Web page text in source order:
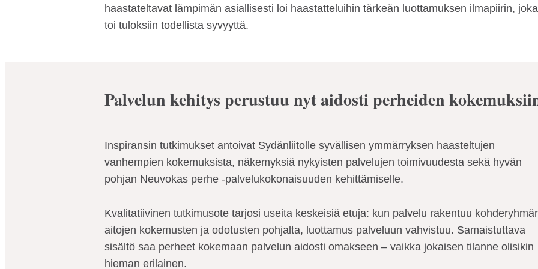
haastateltavat lämpimän asiallisesti loi haastatteluihin tärkeän luottamuksen ilmapiirin, joka
toi tuloksiin todellista syvyyttä.
Palvelun kehitys perustuu nyt aidosti perheiden
Inspiransin tutkimukset antoivat Sydänliitolle syvällisen ymmärryksen haasteltujen
vanhempien kokemuksista, näkemyksiä nykyisten palvelujen toimivuudesta sekä hyvän
pohjan Neuvokas perhe -palvelukokonaisuuden kehittämiselle.
Kvalitatiivinen tutkimusote tarjosi useita keskeisiä etuja: kun palvelu rakentuu
aitojen kokemusten ja odotusten pohjalta, luottamus palveluun vahvistuu. Samaistuttava
sisältö saa perheet kokemaan palvelun aidosti omakseen – vaikka jokaisen tilanne olisikin
hieman erilainen.